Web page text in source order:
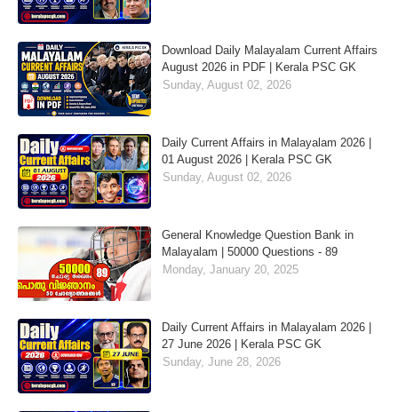
Download Daily Malayalam Current Affairs
August 2026 in PDF | Kerala PSC GK
Sunday, August 02, 2026
Daily Current Affairs in Malayalam 2026 |
01 August 2026 | Kerala PSC GK
Sunday, August 02, 2026
General Knowledge Question Bank in
Malayalam | 50000 Questions - 89
Monday, January 20, 2025
Daily Current Affairs in Malayalam 2026 |
27 June 2026 | Kerala PSC GK
Sunday, June 28, 2026